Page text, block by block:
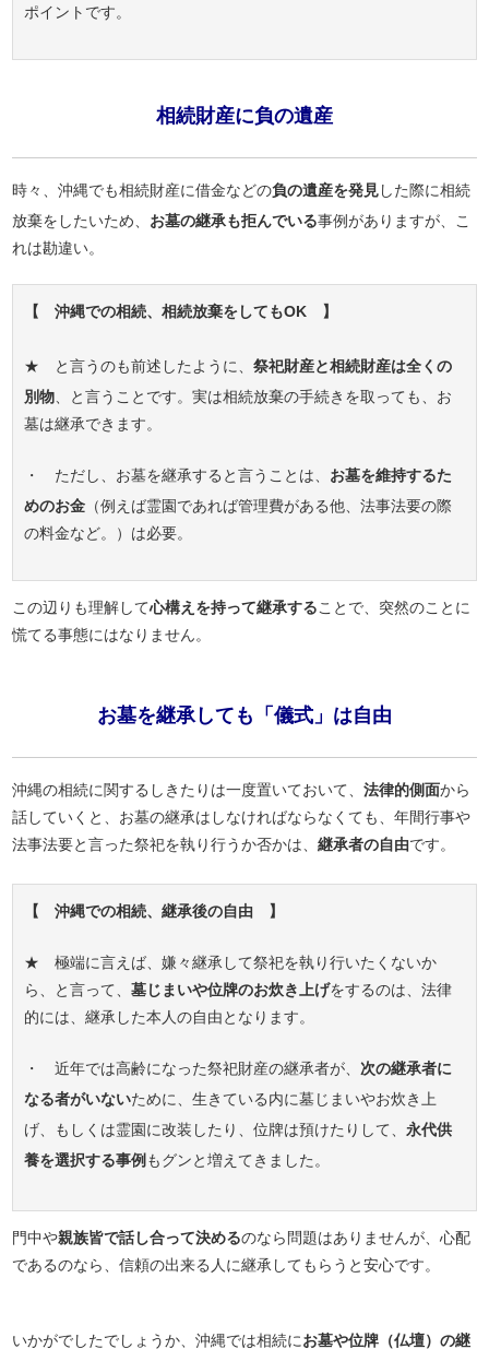
ポイントです。
相続財産に負の遺産
時々、沖縄でも相続財産に借金などの負の遺産を発見した際に相続
放棄をしたいため、 お墓の継承も拒んでいる事例がありますが、こ
れは勘違い。
【 沖縄での相続、相続放棄をしてもOK 】
★ と言うのも前述したように、祭祀財産と相続財産は全くの
別物、と言うことです。実は相続放棄の手続きを取っても、お
墓は継承できます。
・ ただし、お墓を継承すると言うことは、 お墓を維持するた
めのお金 （例えば霊園であれば管理費がある他、法事法要の際
の料金など。）は必要。
この辺りも理解して心構えを持って継承することで、突然のことに
慌てる事態にはなりません。
お墓を継承しても「儀式」は自由
沖縄の相続に関するしきたりは一度置いておいて、法律的側面から
話していくと、お墓の継承はしなければならなくても、年間行事や
法事法要と言った祭祀を執り行うか否かは、継承者の自由です。
【 沖縄での相続、継承後の自由 】
★ 極端に言えば、嫌々継承して祭祀を執り行いたくないか
ら、と言って、墓じまいや位牌のお炊き上げをするのは、法律
的には、継承した本人の自由となります。
・ 近年では高齢になった祭祀財産の継承者が、次の継承者に
なる者がいないために、生きている内に墓じまいやお炊き上
げ、もしくは霊園に改装したり、位牌は預けたりして、永代供
養を選択する事例 もグンと増えてきました。
門中や親族皆で話し合って決めるのなら問題はありませんが、心配
であるのなら、信頼の出来る人に継承してもらうと安心です。
いかがでしたでしょうか、沖縄では相続にお墓や位牌（仏壇）の継